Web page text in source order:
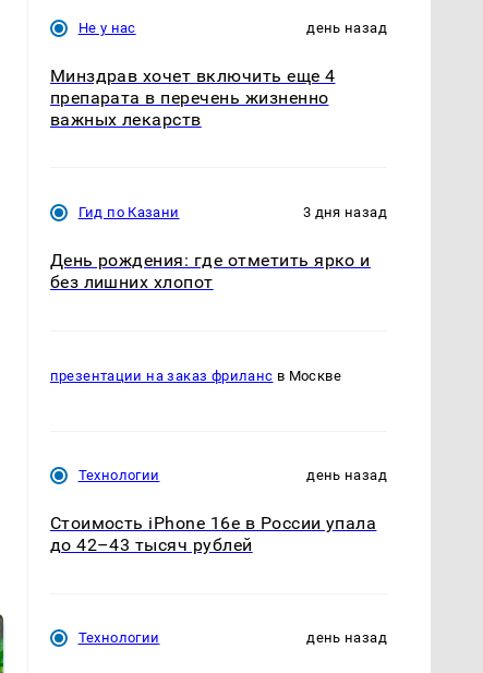
Не у нас день назад
Минздрав хочет включить еще 4
препарата в перечень жизненно
важных лекарств
Гид по Казани 3 дня назад
День рождения: где отметить ярко и
без лишних хлопот
презентации на заказ фриланс в Москве
Технологии день назад
Стоимость iPhone 16e в России упала
до 42–43 тысяч рублей
Технологии день назад